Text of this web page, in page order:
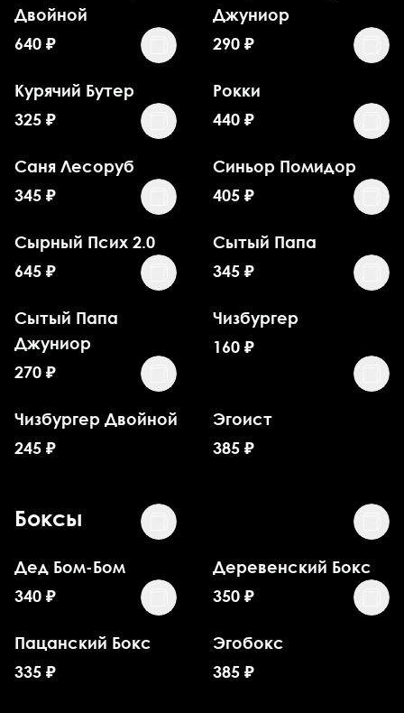
Двойной
640 ₽
Джуниор
290 ₽
Курячий Бутер
325 ₽
Рокки
440 ₽
Саня Лесоруб
345 ₽
Синьор Помидор
405 ₽
Сырный Псих 2.0
645 ₽
Сытый Папа
345 ₽
Сытый Папа
Джуниор
270 ₽
Чизбургер
160 ₽
Чизбургер Двойной
245 ₽
Эгоист
385 ₽
Боксы
Дед Бом-Бом
340 ₽
Деревенский Бокс
350 ₽
Пацанский Бокс
335 ₽
Эгобокс
385 ₽